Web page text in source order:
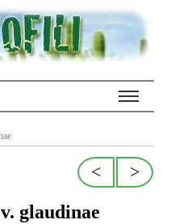
>
<
glaudinae